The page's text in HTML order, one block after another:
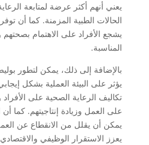
يعني أنهم أكثر عرضة لمتابعة
الحالات الطبية المزمنة. كما أن
يشجع الأفراد على الاهتمام
المناسبة.
بالإضافة إلى ذلك، يمكن لتطور
يؤثر على البيئة العملية بشكل
تكاليف الرعاية الصحية على الأفراد
على العمل وزيادة إنتاجيتهم. كما
يمكن أن يقلل من الانقطاع عن
يعزز الاستقرار الوظيفي